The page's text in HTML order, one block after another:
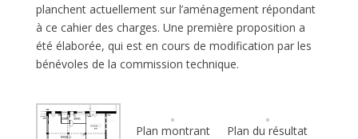
planchent actuellement sur l’aménagement répondant
à ce cahier des charges. Une première proposition a
été élaborée, qui est en cours de modification par les
bénévoles de la commission technique.
Plan montrant
Plan du résultat